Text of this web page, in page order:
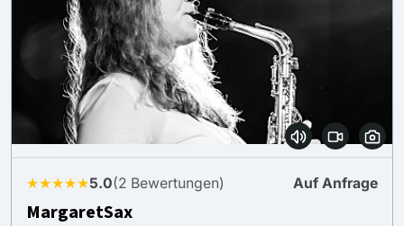
★★★★★5.0(2 Bewertungen) Auf Anfrage
MargaretSax